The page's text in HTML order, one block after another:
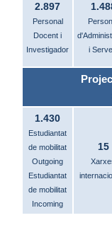
2.897
Personal
Docent i
Investigador
i
1.430
Estudiantat
de mobilitat
Outgoing
Estudiantat
de mobilitat
Incoming
15